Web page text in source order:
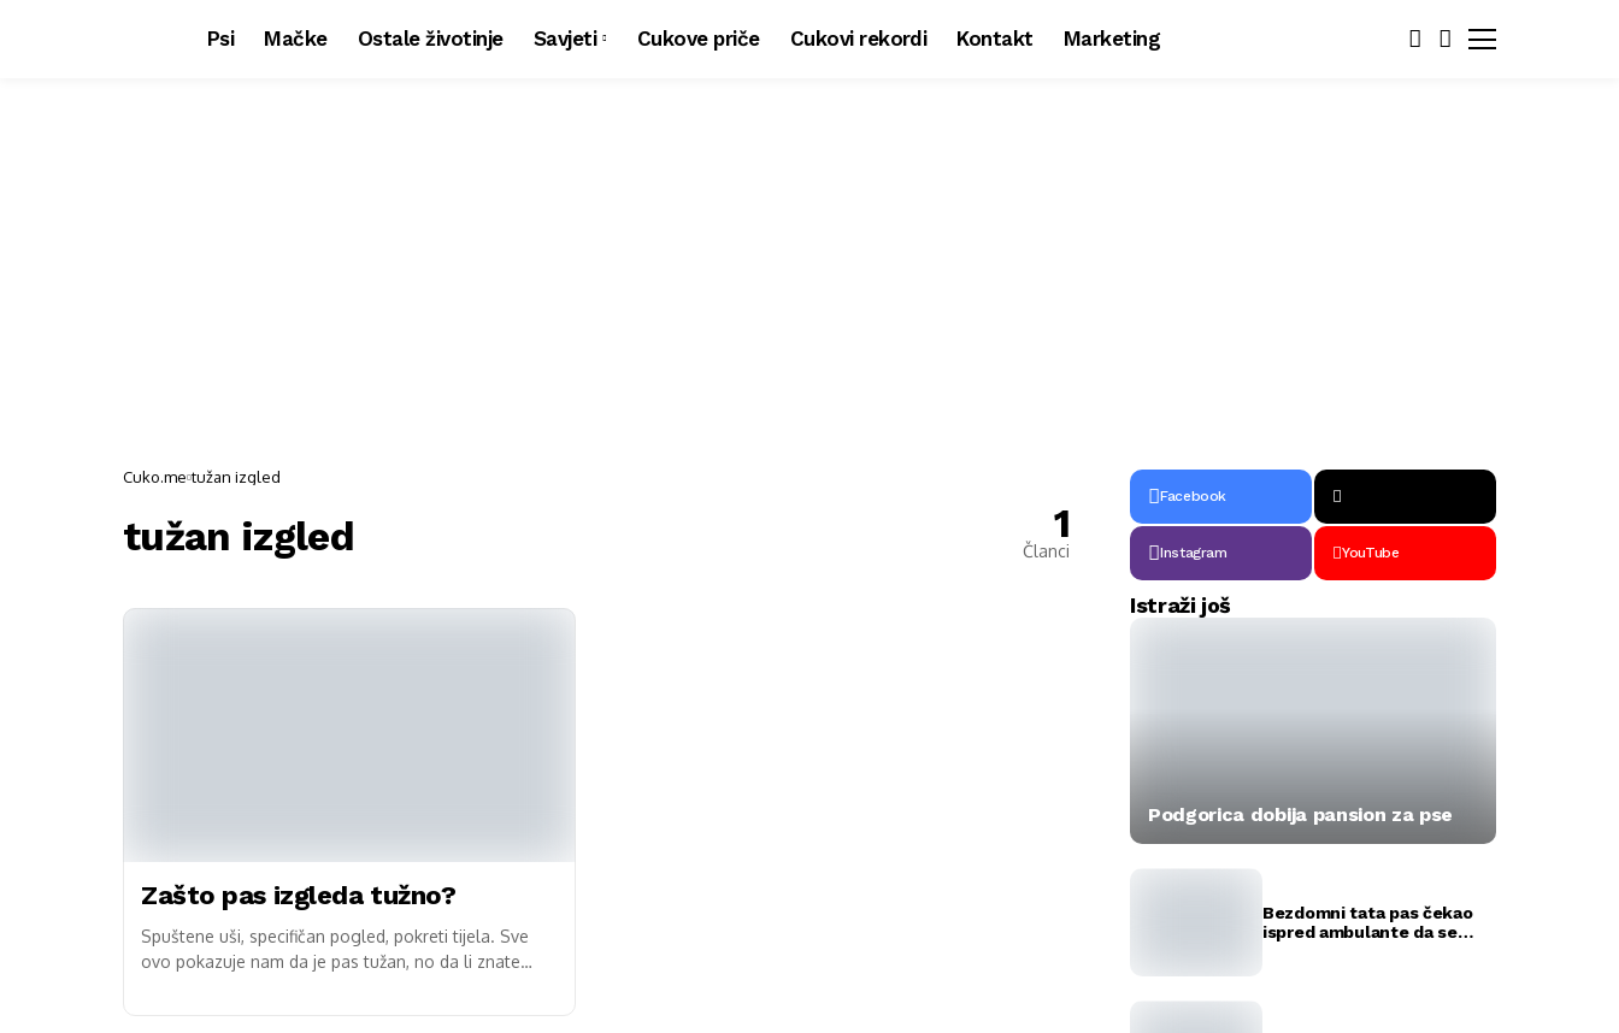
Psi Mačke Ostale životinje Savjeti Cukove priče Cukovi rekordi Kontakt Marketing
Cuko.me tužan izgled
tužan izgled 1
Članci
Zašto pas izgleda tužno?
Spuštene uši, specifičan pogled, pokreti tijela. Sve
ovo pokazuje nam da je pas tužan, no da li znate
Facebook
Instagram YouTube
Istraži još
Podgorica dobija pansion za pse
Bezdomni tata pas čekao
ispred ambulante da se